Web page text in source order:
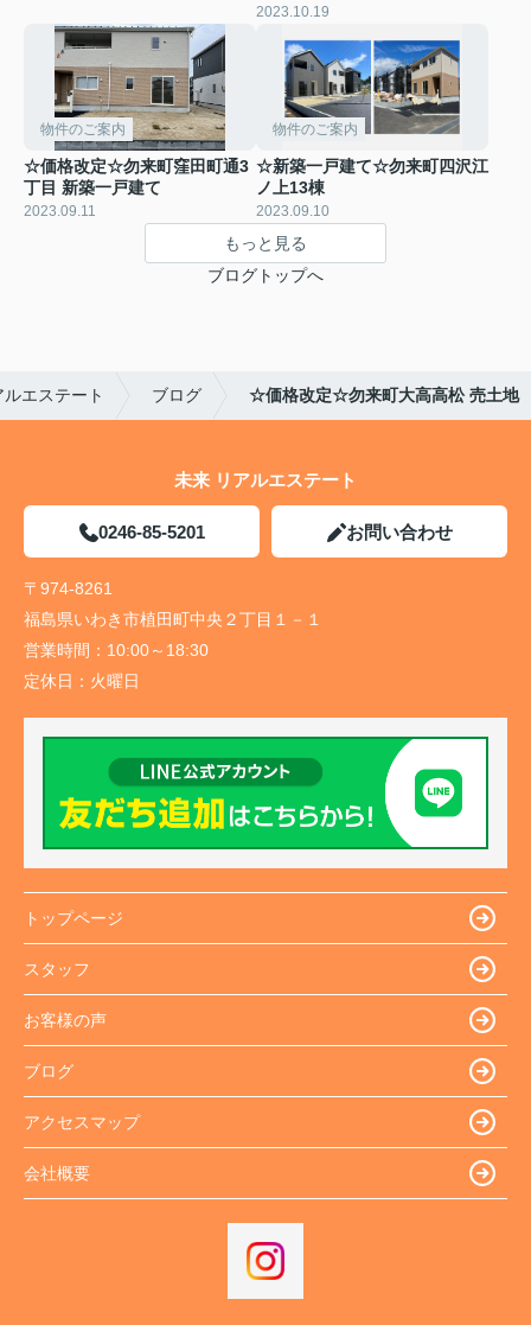
2023.10.19
物件のご案内
☆価格改定☆勿来町窪田町通3
丁目 新築一戸建て
2023.09.11
物件のご案内
☆新築一戸建て☆勿来町四沢江
ノ上13棟
2023.09.10
もっと見る
ブログトップへ
エステート ブログ ☆価格改定☆勿来町大高高松 売土地
未来 リアルエステート
0246-85-5201 お問い合わせ
〒974-8261
福島県いわき市植田町中央２丁目１－１
営業時間： 10:00～18:30
定休日： 火曜日
トップページ
スタッフ
お客様の声
ブログ
アクセスマップ
会社概要